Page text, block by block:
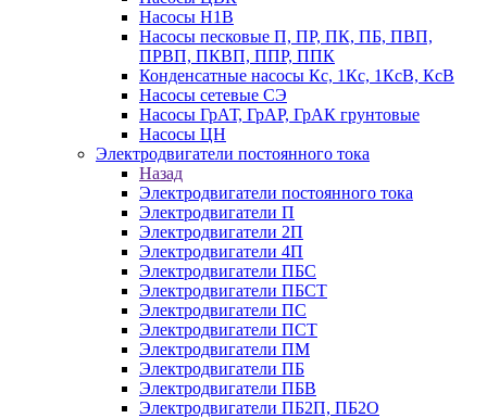
Насосы Н1В
Насосы песковые П, ПР, ПК, ПБ, ПВП,
ПРВП, ПКВП, ППР, ППК
Конденсатные насосы Кс, 1Кс, 1КсВ, КсВ
Насосы сетевые СЭ
Насосы ГрАТ, ГрАР, ГрАК грунтовые
Насосы ЦН
Электродвигатели постоянного тока
Назад
Электродвигатели постоянного тока
Электродвигатели П
Электродвигатели 2П
Электродвигатели 4П
Электродвигатели ПБС
Электродвигатели ПБСТ
Электродвигатели ПС
Электродвигатели ПСТ
Электродвигатели ПМ
Электродвигатели ПБ
Электродвигатели ПБВ
Электродвигатели ПБ2П, ПБ2О